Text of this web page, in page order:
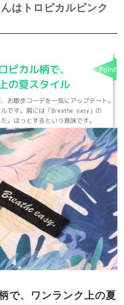
はトロピカルピンク
で、ワンランク上の夏